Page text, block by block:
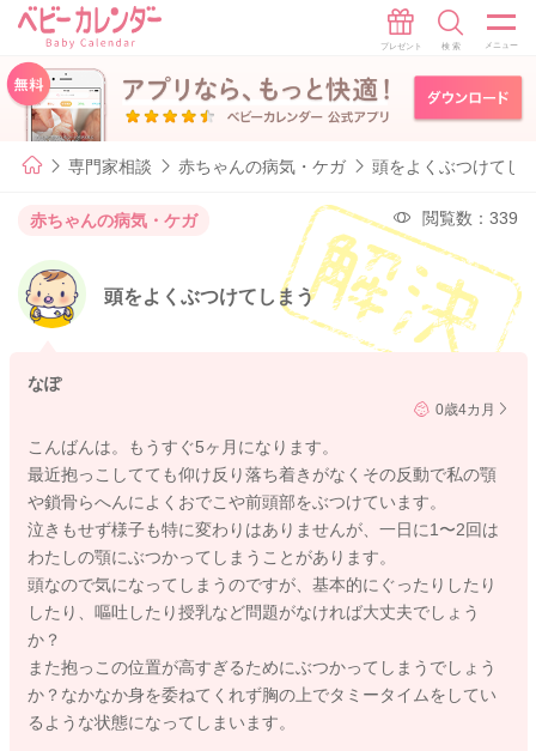
専門家相談 赤ちゃんの病気・ケガ 頭をよくぶつけてし
赤ちゃんの病気・ケガ 閲覧数：339
頭をよくぶつけてしまう
なぽ
0歳4カ月
こんばんは。もうすぐ5ヶ月になります。
最近抱っこしてても仰け反り落ち着きがなくその反動で私の顎
や鎖骨らへんによくおでこや前頭部をぶつけています。
泣きもせず様子も特に変わりはありませんが、一日に1〜2回は
わたしの顎にぶつかってしまうことがあります。
頭なので気になってしまうのですが、基本的にぐったりしたり
したり、嘔吐したり授乳など問題がなければ大丈夫でしょう
か？
また抱っこの位置が高すぎるためにぶつかってしまうでしょう
か？なかなか身を委ねてくれず胸の上でタミータイムをしてい
るような状態になってしまいます。